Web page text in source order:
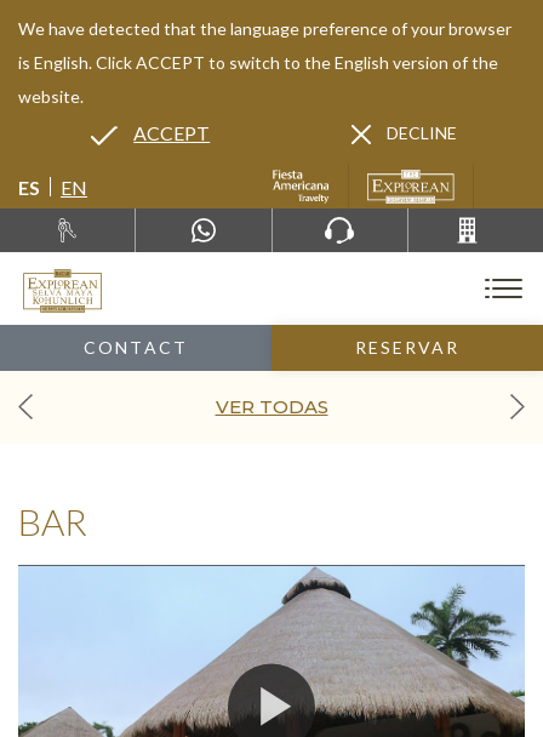
ES EN
CONTACT RESERVAR
We have detected that the language preference of your browser
is English. Click ACCEPT to switch to the English version of the
website.
ACCEPT DECLINE
VER TODAS
BAR